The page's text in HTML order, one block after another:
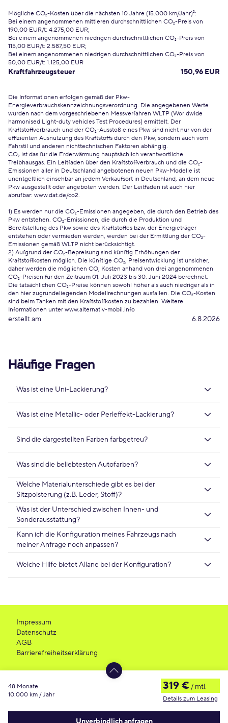
Mögliche CO₂-Kosten über die nächsten 10 Jahre (15.000 km/Jahr)²:
Bei einem angenommenen mittleren durchschnittlichen CO₂-Preis von
190,00 EUR/t: 4.275,00 EUR;
Bei einem angenommenen niedrigen durchschnittlichen CO₂-Preis von
115,00 EUR/t: 2.587,50 EUR;
Bei einem angenommenen niedrigen durchschnittlichen CO₂-Preis von
50,00 EUR/t: 1.125,00 EUR
Kraftfahrzeugsteuer 150,96 EUR
Die Informationen erfolgen gemäß der Pkw-
Energieverbrauchskennzeichnungsverordnung. Die angegebenen Werte
wurden nach dem vorgeschriebenen Messverfahren WLTP (Worldwide
harmonised Light-duty vehicles Test Procedures) ermittelt. Der
Kraftstoffverbrauch und der CO₂-Ausstoß eines Pkw sind nicht nur von der
effizienten Ausnutzung des Kraftstoffs durch den Pkw, sondern auch vom
Fahrstil und anderen nichttechnischen Faktoren abhängig.
CO₂ ist das für die Erderwärmung hauptsächlich verantwortliche
Treibhausgas. Ein Leitfaden über den Kraftstoffverbrauch und die CO₂-
Emissionen aller in Deutschland angebotenen neuen Pkw-Modelle ist
unentgeltlich einsehbar an jedem Verkaufsort in Deutschland, an dem neue
Pkw ausgestellt oder angeboten werden. Der Leitfaden ist auch hier
abrufbar: www.dat.de/co2.
1) Es werden nur die CO₂-Emissionen angegeben, die durch den Betrieb des
Pkw entstehen. CO₂-Emissionen, die durch die Produktion und
Bereitstellung des Pkw sowie des Kraftstoffes bzw. der Energieträger
entstehen oder vermieden werden, werden bei der Ermittlung der CO₂-
Emissionen gemäß WLTP nicht berücksichtigt.
2) Aufgrund der CO₂-Bepreisung sind künftig Erhöhungen der
Kraftstoffkosten möglich. Die künftige CO₂, Preisentwicklung ist unsicher,
daher werden die möglichen CO, Kosten anhand von drei angenommenen
CO₂-Preisen für den Zeitraum 01. Juli 2023 bis 30. Juni 2024 berechnet.
Die tatsächlichen CO₂-Preise können sowohl höher als auch niedriger als in
den hier zugrundeliegenden Modellrechnungen ausfallen. Die CO₂-Kosten
sind beim Tanken mit den Kraftstoffkosten zu bezahlen. Weitere
Informationen unter www.alternativ-mobil.info
erstellt am 6.8.2026
Häufige Fragen
Was ist eine Uni-Lackierung?
Was ist eine Metallic- oder Perleffekt-Lackierung?
Sind die dargestellten Farben farbgetreu?
Was sind die beliebtesten Autofarben?
Welche Materialunterschiede gibt es bei der
Sitzpolsterung (z.B. Leder, Stoff)?
Was ist der Unterschied zwischen Innen- und
Sonderausstattung?
Kann ich die Konfiguration meines Fahrzeugs nach
meiner Anfrage noch anpassen?
Welche Hilfe bietet Allane bei der Konfiguration?
48 Monate
10.000 km / Jahr
319 € / mtl.
Details zum Leasing
Impressum
Datenschutz
AGB
Barrierefreiheitserklärung
Es ist ein Fehler aufgetreten